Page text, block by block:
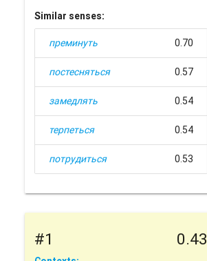
Similar senses:
преминуть 0.70
постесняться 0.57
замедлять 0.54
терпеться 0.54
потрудиться 0.53
#1 0.43